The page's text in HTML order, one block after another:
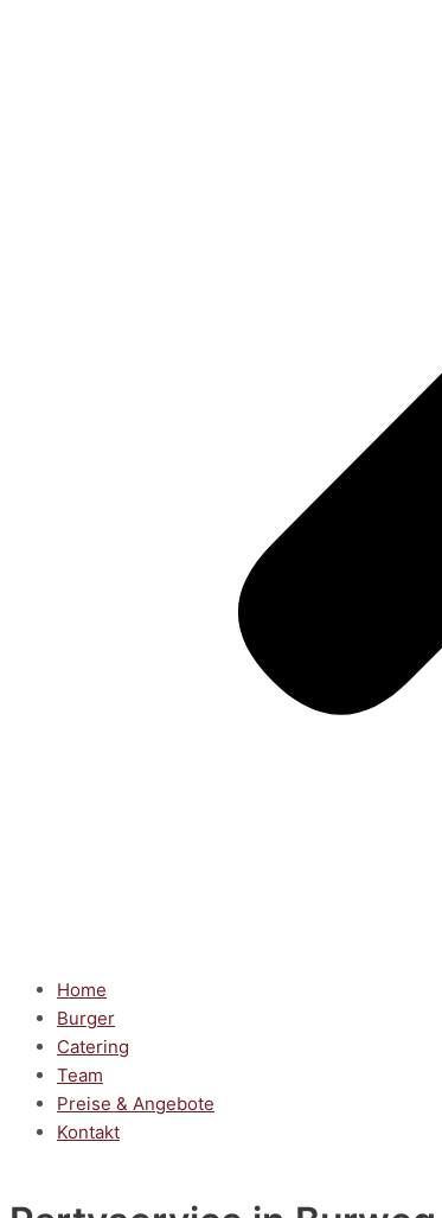
Home
Burger
Catering
Team
Preise & Angebote
Kontakt